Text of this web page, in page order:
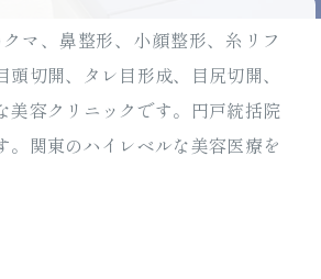
マ、鼻整形、小顔整形、糸リフ
切開、タレ目形成、目尻切開、
美容クリニックです。円戸統括院
関東のハイレベルな美容医療を